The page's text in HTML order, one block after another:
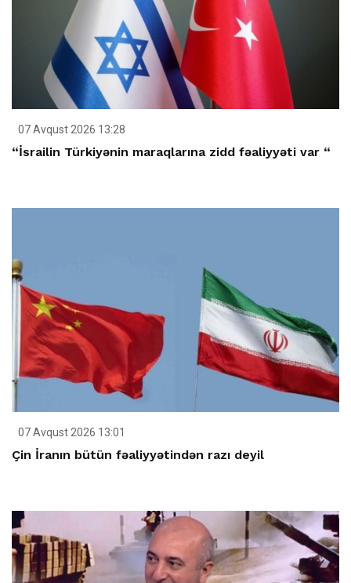
07 Avqust 2026 13:28
“İsrailin Türkiyənin maraqlarına zidd fəaliyyəti var “
07 Avqust 2026 13:01
Çin İranın bütün fəaliyyətindən razı deyil